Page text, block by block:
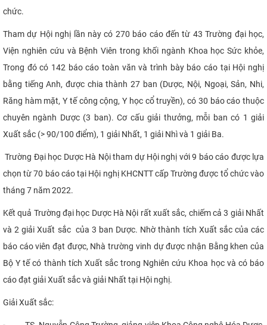
chức.
Tham dự Hội nghị lần này có 270 báo cáo đến từ 43 Trường đại học,
Viện nghiên cứu và Bệnh Viên trong khối ngành Khoa học Sức khỏe,
Trong đó có 142 báo cáo toàn văn và trình bày báo cáo tại Hội nghị
bằng tiếng Anh, được chia thành 27 ban (Dược, Nội, Ngoại, Sản, Nhi,
Răng hàm mặt, Y tế công cộng, Y học cổ truyền), có 30 báo cáo thuộc
chuyên ngành Dược (3 ban). Cơ cấu giải thưởng, mỗi ban có 1 giải
Xuất sắc (> 90/100 điểm), 1 giải Nhất, 1 giải Nhì và 1 giải Ba.
Trường Đại học Dược Hà Nội tham dự Hội nghị với 9 báo cáo được lựa
chọn từ 70 báo cáo tại Hội nghị KHCNTT cấp Trường được tổ chức vào
tháng 7 năm 2022.
Kết quả Trường đại học Dược Hà Nội rất xuất sắc, chiếm cả 3 giải Nhất
và 2 giải Xuất sắc của 3 ban Dược. Nhờ thành tích Xuất sắc của các
báo cáo viên đạt được, Nhà trường vinh dự được nhận Bằng khen của
Bộ Y tế có thành tích Xuất sắc trong Nghiên cứu Khoa học và có báo
cáo đạt giải Xuất sắc và giải Nhất tại Hội nghị.
Giải Xuất sắc: